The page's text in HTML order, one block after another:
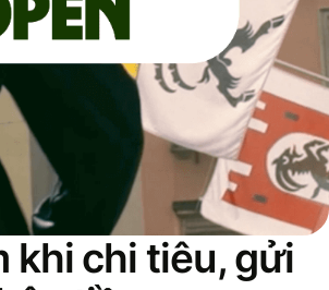
khi chi tiêu, gửi